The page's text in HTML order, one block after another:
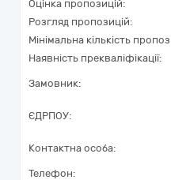
Оцінка пропозицій:
Розгляд пропозицій:
Мінімальна кількість
Наявність прекваліфікації:
Замовник:
ЄДРПОУ:
Контактна особа:
Телефон: